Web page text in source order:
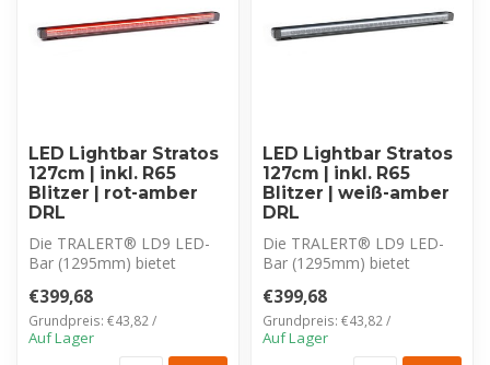
LED Lightbar Stratos
127cm | inkl. R65
Blitzer | rot-amber
DRL
Die TRALERT® LD9 LED-
Bar (1295mm) bietet
Ausgestattet mit r...
€399,68
Grundpreis: €43,82 /
Auf Lager
LED Lightbar Stratos
127cm | inkl. R65
Blitzer | weiß-amber
DRL
Die TRALERT® LD9 LED-
Bar (1295mm) bietet
Ausgestattet mit w...
€399,68
Grundpreis: €43,82 /
Auf Lager